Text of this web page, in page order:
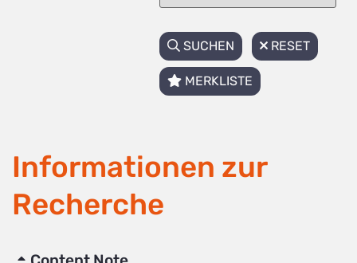
SUCHEN RESET
MERKLISTE
Informationen zur
Recherche